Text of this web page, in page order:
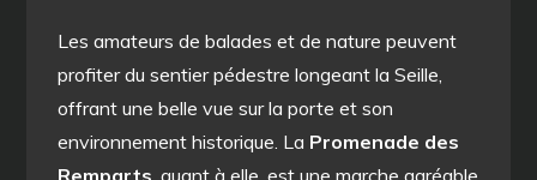
Les amateurs de balades et de nature peuvent
profiter du sentier pédestre longeant la Seille,
offrant une belle vue sur la porte et son
environnement historique. La Promenade des
Remparts, quant à elle, est une marche agréable